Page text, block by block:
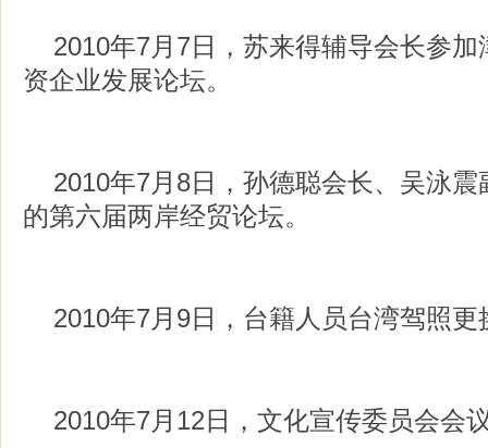
2010年7月7日，苏来得辅导会长参
资企业发展论坛。
2010年7月8日，孙德聪会长、吴泳
的第六届两岸经贸论坛。
2010年7月9日，台籍人员台湾驾照
2010年7月12日，文化宣传委员会会